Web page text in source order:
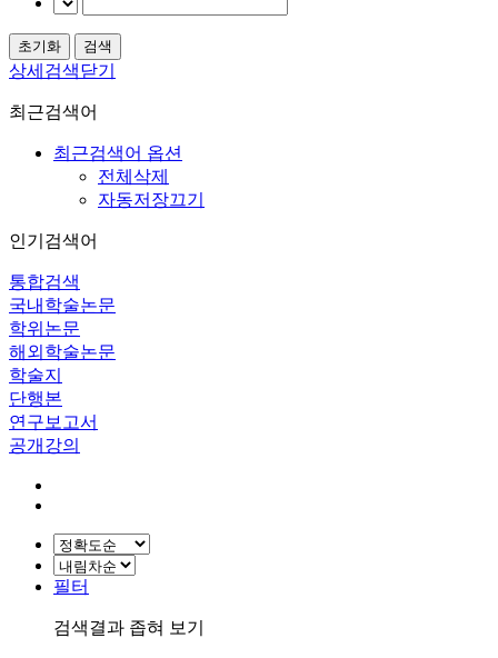
상세검색닫기
최근검색어
최근검색어 옵션
전체삭제
자동저장끄기
인기검색어
통합검색
국내학술논문
학위논문
해외학술논문
학술지
단행본
연구보고서
공개강의
필터
검색결과 좁혀 보기